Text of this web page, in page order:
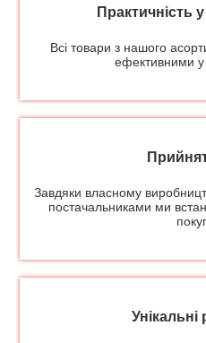
Практичність
Всі товари з нашого
ефективними у
Завдяки власному
постачальниками ми
Унікальні